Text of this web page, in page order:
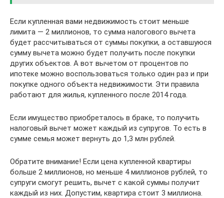
Если купленная вами недвижимость стоит меньше
лимита — 2 миллионов, то сумма налогового вычета
будет рассчитываться от суммы покупки, а оставшуюся
сумму вычета можно будет получить после покупки
других объектов. А вот вычетом от процентов по
ипотеке можно воспользоваться только один раз и при
покупке одного объекта недвижимости. Эти правила
работают для жилья, купленного после 2014 года.
Если имущество приобреталось в браке, то получить
налоговый вычет может каждый из супругов. То есть в
сумме семья может вернуть до 1,3 млн рублей.
Обратите внимание! Если цена купленной квартиры
больше 2 миллионов, но меньше 4 миллионов рублей, то
супруги смогут решить, вычет с какой суммы получит
каждый из них. Допустим, квартира стоит 3 миллиона.